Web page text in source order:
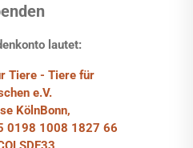
lautet:
Tiere - Tiere für
e.V.
KölnBonn,
0198 1008 1827 66